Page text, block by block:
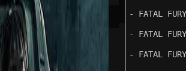
- FATAL
- FATAL
- FATAL